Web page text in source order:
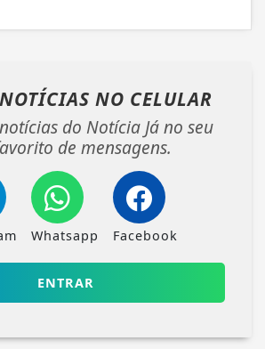
NO CELULAR
do Notícia Já no seu
de mensagens.
Whatsapp Facebook
ENTRAR